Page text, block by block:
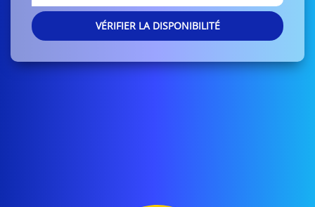
VÉRIFIER LA DISPONIBILITÉ